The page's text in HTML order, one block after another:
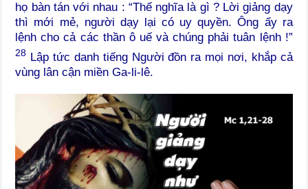
họ bàn tán với nhau : “Thế nghĩa là gì ? Lời giảng dạy
thì mới mẻ, người dạy lại có uy quyền. Ông ấy ra
lệnh cho cả các thần ô uế và chúng phải tuân lệnh !”
28 Lập tức danh tiếng Người đồn ra mọi nơi, khắp cả
vùng lân cận miền Ga-li-lê.